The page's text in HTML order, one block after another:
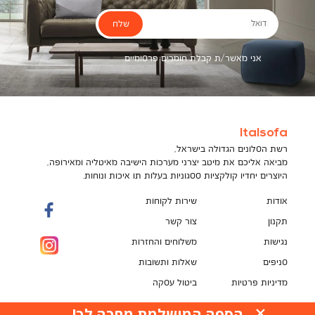
דואל
אני מאשר/ת קבלת חומרים פרסומיים
שלח
Italsofa
רשת הסלונים הגדולה בישראל,
מביאה אליכם את מיטב יצרני מערכות הישיבה מאיטליה ומאירופה,
היוצרים יחדיו קולקציות ססגוניות בעלות תו איכות ונוחות.
אודות
תקנון
נגישות
סניפים
מדיניות פרטיות
שירות לקוחות
צור קשר
משלוחים והחזרות
שאלות ותשובות
ביטול עסקה
תקנון מועדון לקוחות